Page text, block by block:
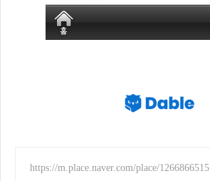
https://m.place.naver.com/place/1266866515